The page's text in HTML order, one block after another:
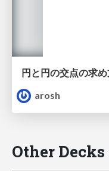
円と円の交点の求
arosh
Other